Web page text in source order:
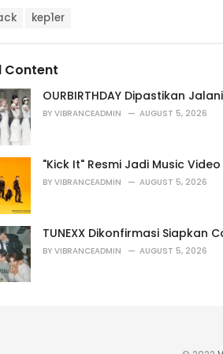
kep1er
Content
OURBIRTHDAY Dipastikan
BY VIBRANCEADMIN AUGUST 5, 2026
"Kick It" Resmi Jadi Music
BY VIBRANCEADMIN AUGUST 5, 2026
TUNEXX Dikonfirmasi Siapkan
BY VIBRANCEADMIN AUGUST 5, 2026